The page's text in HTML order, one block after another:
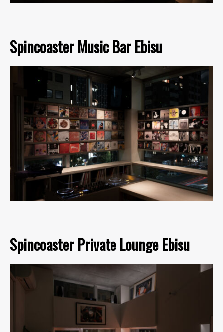
Spincoaster Music Bar Ebisu
Spincoaster Private Lounge Ebisu